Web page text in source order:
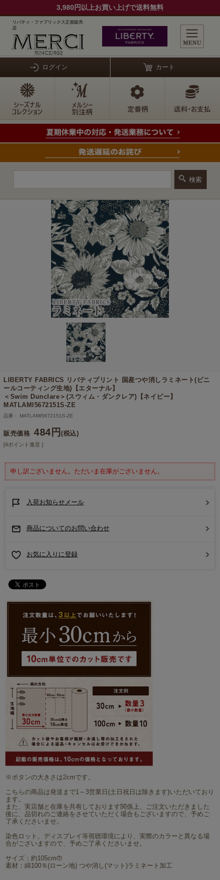
3,980円以上お買い上げで送料無料
リバティ・ファブリックス正規販売
店
ログイン カート
LIBERTY FABRICS リバティプリント 国産つや消しラミネート(ビニ
ールコーティング生地)【エターナル】
＜Swim Dunclare＞(スウィム・ダンクレア)【ネイビー】
MATLAMI5672151S-ZE
品番： MATLAMI5672151S-ZE
販売価格 484円(税込)
[4ポイント進呈 ]
申し訳ございません。ただいま在庫がございません。
入荷お知らせメール
商品についてのお問い合わせ
お気に入りに登録
※ボタンの大きさは2cmです。
こちらの商品は発送まで1～3営業日(土日祝日は除きます)いただいており
ます。
また、実店舗と在庫を共有しております関係上、ご注文いただきました
後に、品切れのご連絡をさせていただく場合もございますので、予めご
了承くださいませ。
染色ロット、ディスプレイ等視聴環境により、実際のカラーと異なる場
合がございますので、予めご了承くださいませ。
サイズ：約105cm巾
素材：綿100％(ローン地) つや消し(マット)ラミネート加工